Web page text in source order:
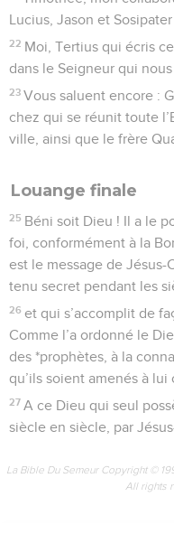
Lucius, Jason et
22 Moi, Tertius qui écris
dans le Seigneur qui nous
23 Vous saluent encore :
chez qui se réunit toute
ville, ainsi que le frère
Louange finale
25 Béni soit Dieu ! Il a le
foi, conformément à la
est le message de Jésus-
tenu secret pendant les
26 et qui s’accomplit de
Comme l’a ordonné le
des *prophètes, à la
qu’ils soient amenés à lui
27 A ce Dieu qui seul
siècle en siècle, par
La Bible Du Semeur Copyright ©
All rights